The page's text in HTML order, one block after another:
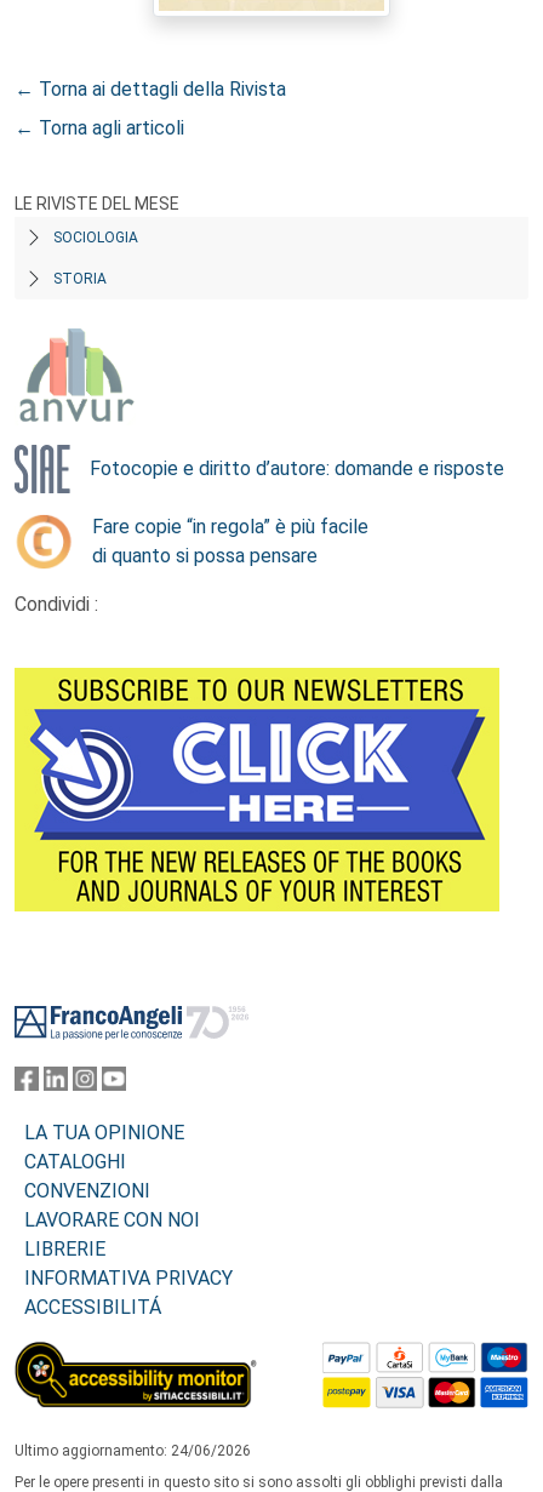
← Torna ai dettagli della Rivista
← Torna agli articoli
LE RIVISTE DEL MESE
SOCIOLOGIA
STORIA
Fotocopie e diritto d’autore: domande e risposte
Fare copie “in regola” è più facile
di quanto si possa pensare
Condividi :
LA TUA OPINIONE
CATALOGHI
CONVENZIONI
LAVORARE CON NOI
LIBRERIE
INFORMATIVA PRIVACY
ACCESSIBILITÁ
Ultimo aggiornamento: 24/06/2026
Per le opere presenti in questo sito si sono assolti gli obblighi previsti dalla